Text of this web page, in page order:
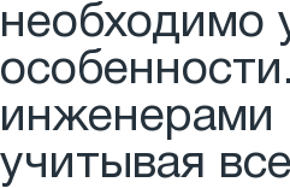
необходимо
инженерами
учитывая